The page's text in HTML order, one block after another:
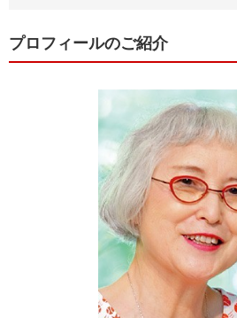
プロフィールのご紹介